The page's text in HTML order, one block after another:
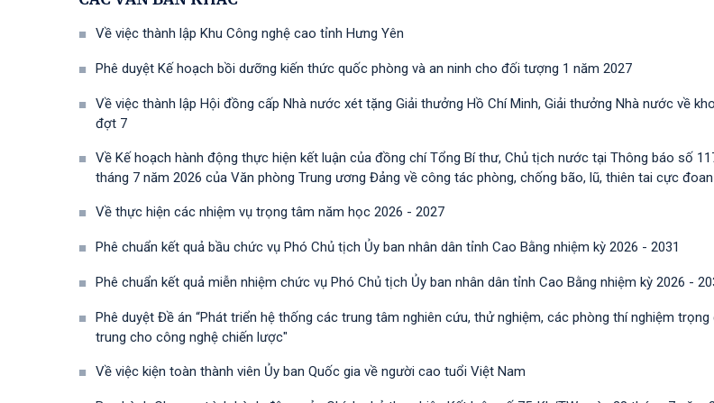
Về việc thành lập Khu Công nghệ cao tỉnh Hưng Yên
Phê duyệt Kế hoạch bồi dưỡng kiến thức quốc phòng và an ninh cho đối tượng 1 năm 2027
Về việc thành lập Hội đồng cấp Nhà nước xét tặng Giải thưởng Hồ Chí Minh, Giải thưởng Nhà nước về
đợt 7
Về Kế hoạch hành động thực hiện kết luận của đồng chí Tổng Bí thư, Chủ tịch nước tại Thông báo số
tháng 7 năm 2026 của Văn phòng Trung ương Đảng về công tác phòng, chống bão, lũ, thiên tai cực
Về thực hiện các nhiệm vụ trọng tâm năm học 2026 - 2027
Phê chuẩn kết quả bầu chức vụ Phó Chủ tịch Ủy ban nhân dân tỉnh Cao Bằng nhiệm kỳ 2026 - 2031
Phê chuẩn kết quả miễn nhiệm chức vụ Phó Chủ tịch Ủy ban nhân dân tỉnh Cao Bằng nhiệm kỳ 2026 -
Phê duyệt Đề án “Phát triển hệ thống các trung tâm nghiên cứu, thử nghiệm, các phòng thí nghiệm
trung cho công nghệ chiến lược"
Về việc kiện toàn thành viên Ủy ban Quốc gia về người cao tuổi Việt Nam